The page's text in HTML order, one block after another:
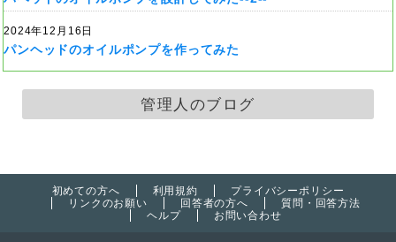
2024年12月16日
パンヘッドのオイルポンプを作ってみた
管理人のブログ
初めての方へ 利用規約
プライバシーポリシー
リンクのお願い
回答者の方へ
質問・回答方法
ヘルプ
お問い合わせ